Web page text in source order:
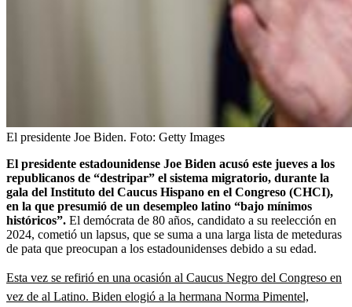
El presidente Joe Biden. Foto: Getty Images
El presidente estadounidense Joe Biden acusó este jueves a los
republicanos de “destripar” el sistema migratorio, durante la
gala del Instituto del Caucus Hispano en el Congreso (CHCI),
en la que presumió de un desempleo latino “bajo mínimos
históricos”. El demócrata de 80 años, candidato a su reelección en
2024, cometió un lapsus, que se suma a una larga lista de meteduras
de pata que preocupan a los estadounidenses debido a su edad.
Esta vez se refirió en una ocasión al Caucus Negro del Congreso en
vez de al Latino. Biden elogió a la hermana Norma Pimentel,